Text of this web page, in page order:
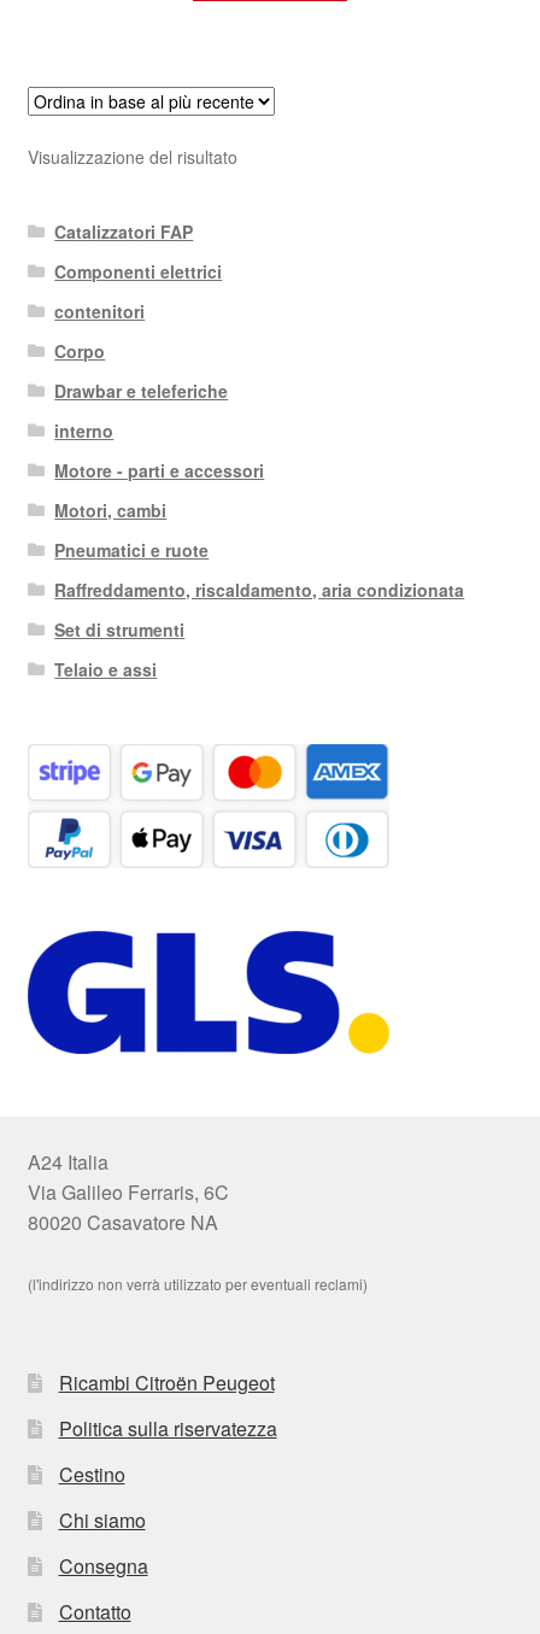
Visualizzazione del risultato
Catalizzatori FAP
Componenti elettrici
contenitori
Corpo
Drawbar e teleferiche
interno
Motore - parti e accessori
Motori, cambi
Pneumatici e ruote
Raffreddamento, riscaldamento, aria condizionata
Set di strumenti
Telaio e assi
A24 Italia
Via Galileo Ferraris, 6C
80020 Casavatore NA
(l'indirizzo non verrà utilizzato per eventuali reclami)
Ricambi Citroën Peugeot
Politica sulla riservatezza
Cestino
Chi siamo
Consegna
Contatto